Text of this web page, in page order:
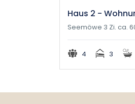
Haus 2 -
Seemöwe 3 Zi. ca.
4 3